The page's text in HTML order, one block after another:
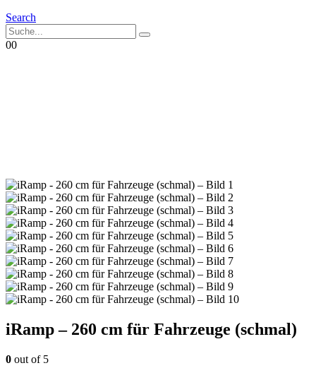
Search
00
iRamp – 260 cm für Fahrzeuge (schmal)
0 out of 5